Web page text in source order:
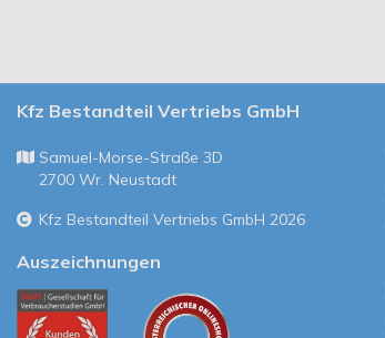
Kfz Bestandteil Vertriebs GmbH
Samuel-Morse-Straße 3D
2700 Wr. Neustadt
Kfz Bestandteil Vertriebs GmbH 2026
Auszeichnungen